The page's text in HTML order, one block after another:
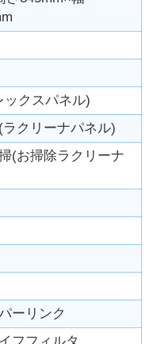
ックスパネル)
ラクリーナパネル)
(お掃除ラクリーナ
ーリンク